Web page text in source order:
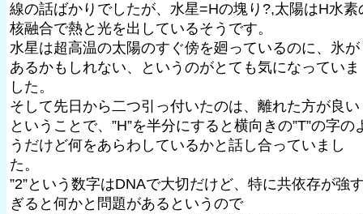
線の話ばかりでしたが、水星=Hの塊り?,太陽はH水素
核融合で熱と光を出しているそうです。
水星は超高温の太陽のすぐ傍を廻っているのに、氷が
あるかもしれない、というのがとても気になっていま
した。
そして先日から二つ引っ付いたのは、離れた方が良い
ということで、”H”を半分にすると横向きの”T”の字の
うだけど何をあらわしているかと話し合っていまし
た。
”2”という数字はDNAで大切だけど、特に共依存が強
ぎると何かと問題があるというので